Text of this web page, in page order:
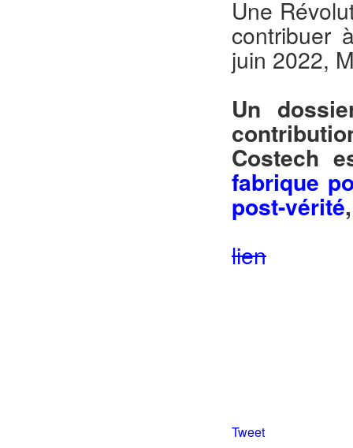
Une
contribuer
juin 2022,
Un
Costech
fabrique
post-vérité
lien
Tweet